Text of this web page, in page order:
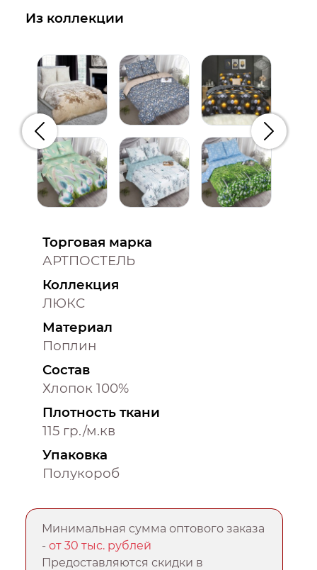
Из коллекции
Предыдущий
Торговая марка
АРТПОСТЕЛЬ
Коллекция
ЛЮКС
Материал
Поплин
Состав
Хлопок 100%
Плотность ткани
115 гр./м.кв
Упаковка
Полукороб
Минимальная сумма оптового заказа
-от 30 тыс. рублей
Предоставляются скидки в